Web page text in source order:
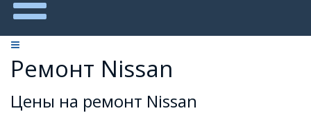
Ремонт Nissan
Цены на ремонт Nissan